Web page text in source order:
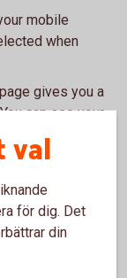
mobile
when
gives you a
can see your
val
för dig. Det
din